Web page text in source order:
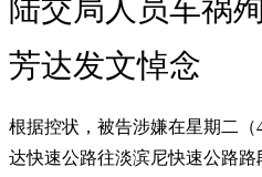
陆交局人员车祸
芳达发文悼念
根据控状，被告涉嫌在星期二（
达快速公路往淡滨尼快速公路